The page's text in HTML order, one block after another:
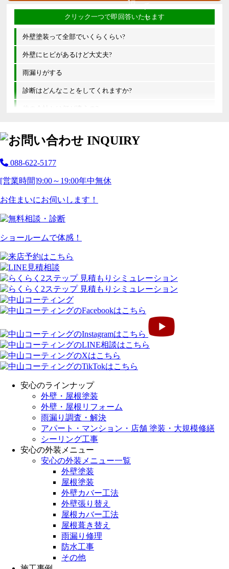
外壁塗装って全部でいくらくらい?
外壁にヒビがあるけど大丈夫?
雨漏りがする
診断はどんなことをしてくれますか?
他の会社とは何が違うの?
088-622-5177
[営業時間]9:00～19:00年中無休
お住まいにお伺いします！
ショールームで体感！
安心のラインナップ
外壁・屋根塗装
外壁・屋根リフォーム
雨漏り調査・解決
アパート・マンション・店舗 塗装・大規模修繕
シーリング工事
安心の外装メニュー
安心の外装メニュー一覧
外壁塗装
屋根塗装
外壁カバー工法
外壁張り替え
屋根カバー工法
屋根葺き替え
雨漏り修理
防水工事
その他